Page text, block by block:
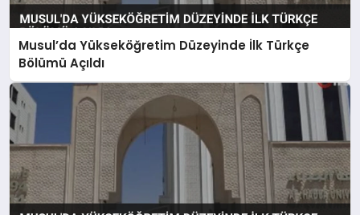
Musul’da Yükseköğretim Düzeyinde İlk Türkçe
Bölümü Açıldı